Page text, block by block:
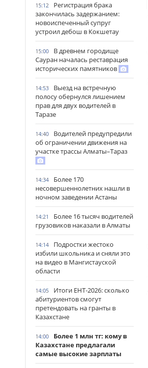
15:12
Регистрация брака
закончилась задержанием:
новоиспеченный супруг
устроил дебош в Кокшетау
15:00
В древнем городище
Сауран началась реставрация
исторических памятников
14:53
Выезд на встречную
полосу обернулся лишением
прав для двух водителей в
Таразе
14:40
Водителей предупредили
об ограничении движения на
участке трассы Алматы–Тараз
14:34
Более 170
несовершеннолетних нашли в
ночном заведении Астаны
14:21
Более 16 тысяч водителей
грузовиков наказали в Алматы
14:14
Подростки жестоко
избили школьника и сняли это
на видео в Мангистауской
области
14:05
Итоги ЕНТ-2026: сколько
абитуриентов смогут
претендовать на гранты в
Казахстане
14:00
Более 1 млн тг: кому в
Казахстане предлагали
самые высокие зарплаты